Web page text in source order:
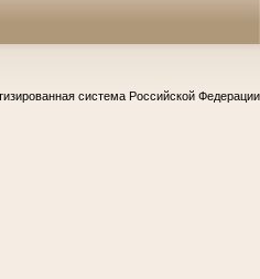
система Российской